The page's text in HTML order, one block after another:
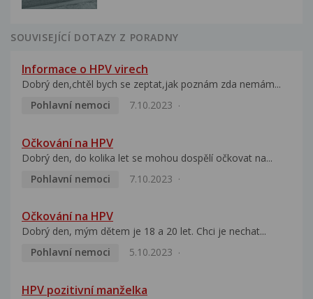
SOUVISEJÍCÍ DOTAZY Z PORADNY
Informace o HPV virech
Dobrý den,chtěl bych se zeptat,jak poznám zda nemám...
Pohlavní nemoci
7.10.2023
Očkování na HPV
Dobrý den, do kolika let se mohou dospělí očkovat na...
Pohlavní nemoci
7.10.2023
Očkování na HPV
Dobrý den, mým dětem je 18 a 20 let. Chci je nechat...
Pohlavní nemoci
5.10.2023
HPV pozitivní manželka